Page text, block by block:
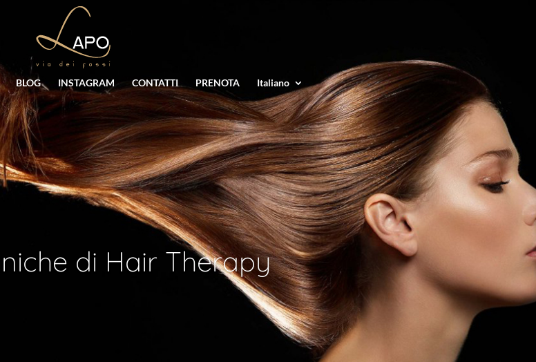
BLOG INSTAGRAM CONTATTI PRENOTA Italiano
di Hair Therapy